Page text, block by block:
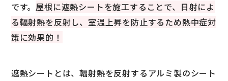
です。 屋根に遮熱シートを施工することで、日射によ
る輻射熱を反射し、室温上昇を防止するため熱中症対
策に効果的！
遮熱シートとは、輻射熱を反射するアルミ製のシート